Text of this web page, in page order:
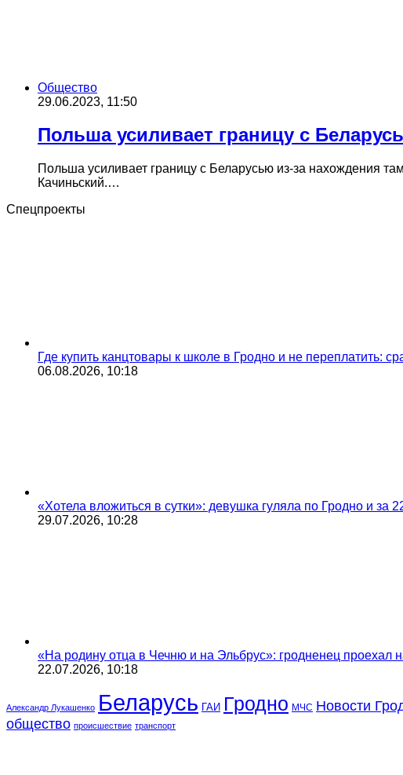
Общество
29.06.2023, 11:50
Польша усиливает границу с
Польша усиливает границу с Беларусью из-за нахождения
Качиньский.…
Спецпроекты
Где купить канцтовары к школе в Гродно и не переплатить:
06.08.2026, 10:18
«Хотела вложиться в сутки»: девушка гуляла по Гродно и за
29.07.2026, 10:28
«На родину отца в Чечню и на Эльбрус»: гродненец проехал
22.07.2026, 10:18
Александр Лукашенко Беларусь ГАИ Гродно МЧС Новости
общество происшествие транспорт